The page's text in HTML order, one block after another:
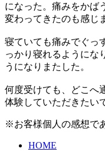
になった。痛みをかば
変わってきたのも感じ
寝ていても痛みでぐっ
っかり寝れるようにな
うになりまたした。
何度受けても、どこへ
体験していただきたい
※お客様個人の感想で
HOME